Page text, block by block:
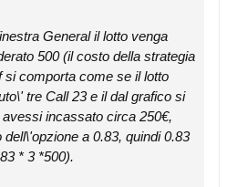
General il lotto venga
500 (il costo della strategia
si comporta come se il lotto
tre Call 23 e il dal grafico si
incassato circa 250€,
a 0.83, quindi 0.83
* 3 *500).